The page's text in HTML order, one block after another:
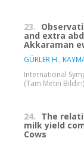
23.
and extra
Akkaraman
GÜRLER H.,
International
(Tam Metin Bildiri)
24. The
milk yield
Cows